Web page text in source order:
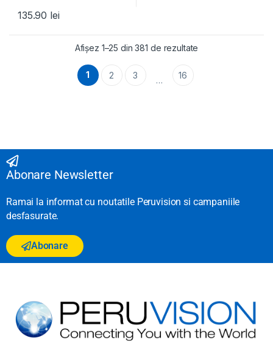
135.90 lei
Afișez 1–25 din 381 de rezultate
1 2 3 … 16
Abonare Newsletter
Ramai la informat cu noutatile Peruvision si campaniile
desfasurate.
Abonare